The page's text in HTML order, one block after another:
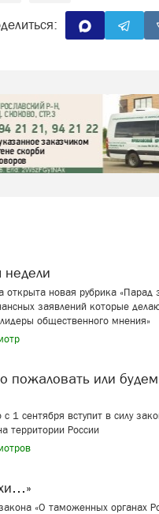
недели
новая рубрика «Парад
заявлений которые
общественного мнения»
1 сентября вступит в силу
территории России
«О таможенных органах